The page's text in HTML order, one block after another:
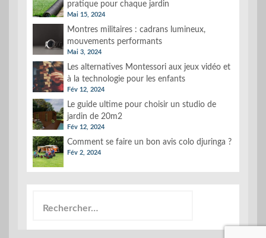
pratique pour chaque jardin
Mai 15, 2024
Montres militaires : cadrans lumineux,
mouvements performants
Mai 3, 2024
Les alternatives Montessori aux jeux vidéo et
à la technologie pour les enfants
Fév 12, 2024
Le guide ultime pour choisir un studio de
jardin de 20m2
Fév 12, 2024
Comment se faire un bon avis colo djuringa ?
Fév 2, 2024